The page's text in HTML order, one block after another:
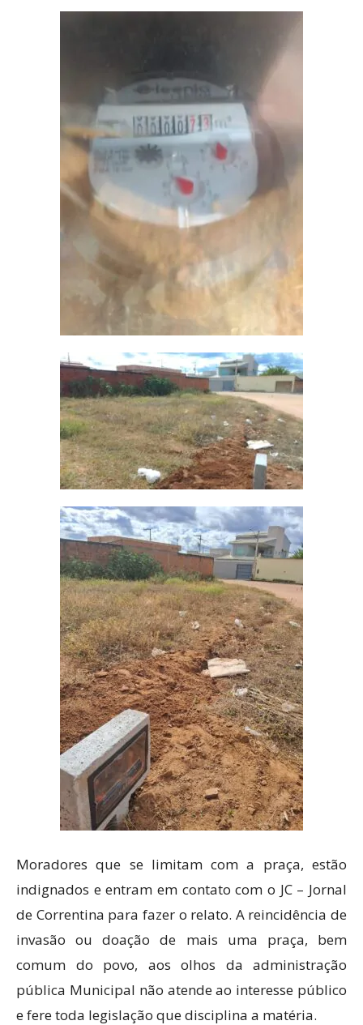
Moradores que se limitam com a praça, estão
indignados e entram em contato com o JC – Jornal
de Correntina para fazer o relato. A reincidência de
invasão ou doação de mais uma praça, bem
comum do povo, aos olhos da administração
pública Municipal não atende ao interesse público
e fere toda legislação que disciplina a matéria.